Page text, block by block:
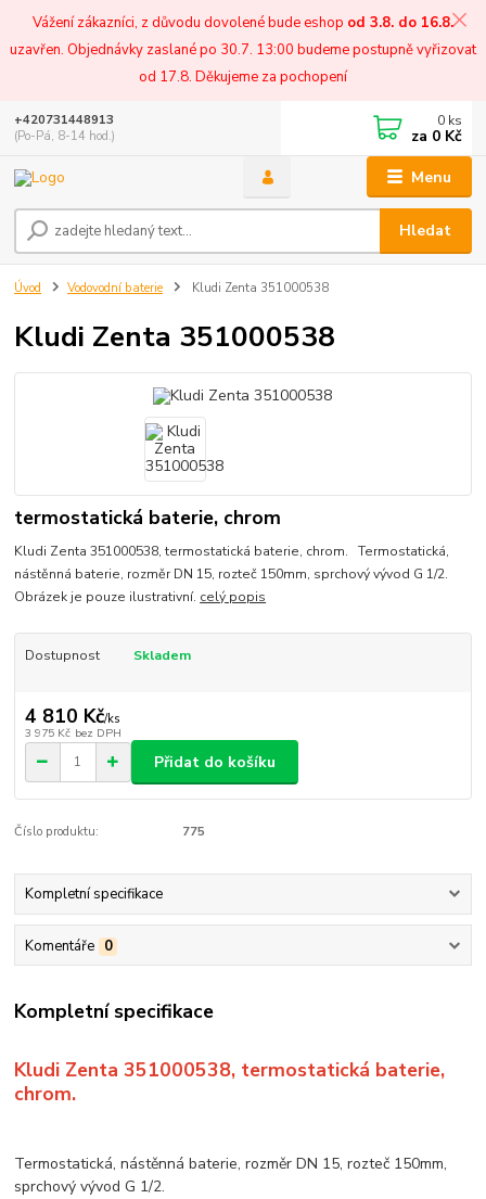
Vážení zákazníci, z důvodu dovolené bude eshop od 3.8. do 16.8.
uzavřen. Objednávky zaslané po 30.7. 13:00 budeme postupně vyřizovat
od 17.8. Děkujeme za pochopení
Menu
Hledat
+420731448913
(Po-Pá, 8-14 hod.)
0 ks
za 0 Kč
Úvod Vodovodní baterie Kludi Zenta 351000538
Kludi Zenta 351000538
termostatická baterie, chrom
Kludi Zenta 351000538, termostatická baterie, chrom. Termostatická,
nástěnná baterie, rozměr DN 15, rozteč 150mm, sprchový vývod G 1/2.
Obrázek je pouze ilustrativní. celý popis
Dostupnost Skladem
4 810 Kč/ks
3 975 Kč bez DPH
Přidat do košíku
Číslo produktu: 775
Kompletní specifikace
Komentáře 0
Kompletní specifikace
Kludi Zenta 351000538, termostatická baterie,
chrom.
Termostatická, nástěnná baterie, rozměr DN 15, rozteč 150mm,
sprchový vývod G 1/2.